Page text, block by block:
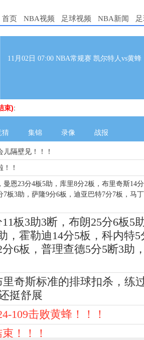
首页 NBA视频 足球视频 NBA新闻
11月02日 07:00 NBA常规赛 凯尔特人vs黄蜂
束):
猜 集锦 录像 战报
隔壁见！！！
！
曼恩23分4板5助，库里8分2板，布里奇斯14
7板3助，萨隆9分6板，迪亚巴特7分7板，马
板3助3断，布朗25分6板5
，霍勒迪14分5板，科内特5
6板，普理查德5分5断3助
里奇斯标准的排球扣杀，练
挺舒展
109击败黄蜂！！！
！！！